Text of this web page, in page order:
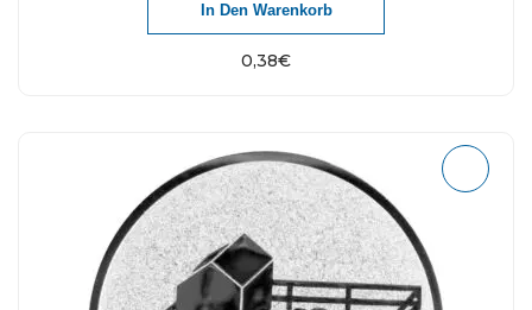
0,38€
In Den Warenkorb